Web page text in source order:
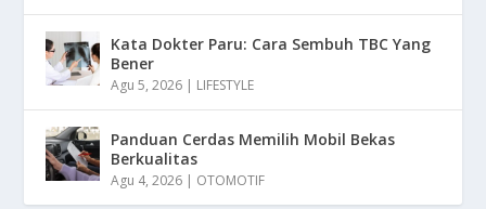
Kata Dokter Paru: Cara Sembuh TBC Yang
Bener
Agu 5, 2026 | LIFESTYLE
Panduan Cerdas Memilih Mobil Bekas
Berkualitas
Agu 4, 2026 | OTOMOTIF